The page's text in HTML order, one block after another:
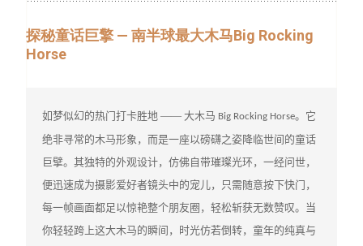
探秘童话巨擎 — 南半球最大木马Big Rocking
Horse
如梦似幻的热门打卡胜地 —— 大木马 Big Rocking Horse。它
绝非寻常的木马形象，而是一座以磅礴之姿降临世间的童话
巨擘。其独特的外观设计，仿佛自带璀璨光环，一经问世，
便迅速成为摄影爱好者镜头中的宠儿，只需随意按下快门，
每一帧画面都足以惊艳整个朋友圈，轻松斩获无数赞叹。当
你轻轻跨上这大木马的瞬间，时光仿若倒转，童年的纯真与